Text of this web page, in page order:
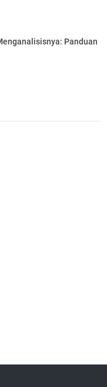
Panduan